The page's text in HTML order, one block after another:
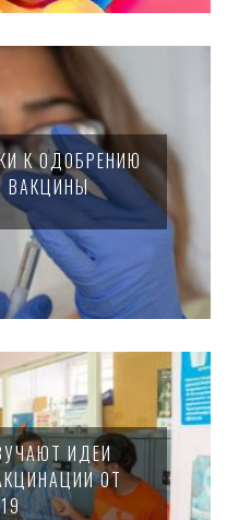
К ОДОБРЕНИЮ
ВАКЦИНЫ
ИДЕИ
ОТ